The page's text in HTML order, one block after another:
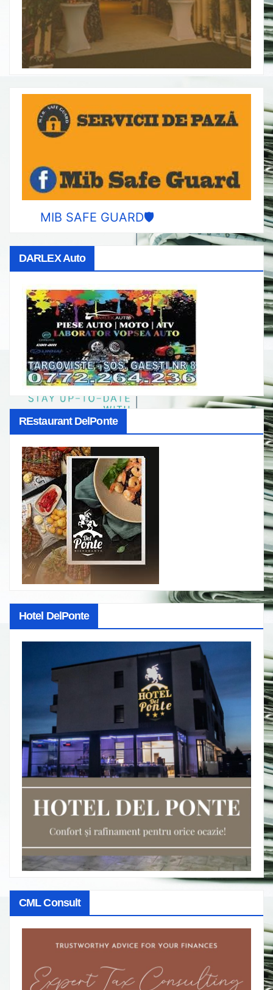
MIB SAFE GUARD🛡️
DARLEX Auto
REstaurant DelPonte
Hotel DelPonte
CML Consult